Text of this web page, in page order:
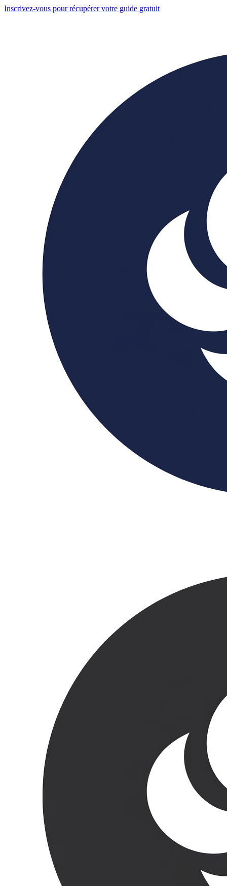
Inscrivez-vous pour récupérer votre guide gratuit